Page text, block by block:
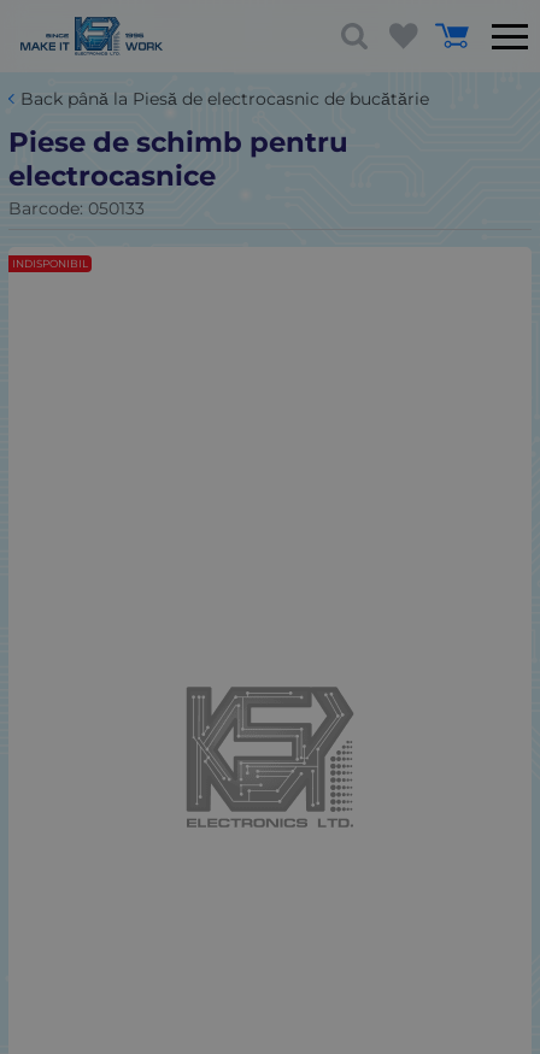
Back până la Piesă de electrocasnic de bucătărie
Piese de schimb pentru
electrocasnice
Barcode: 050133
INDISPONIBIL